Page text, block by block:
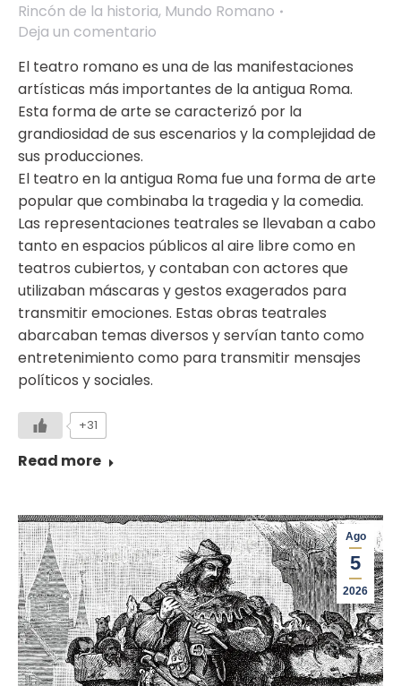
Rincón de la historia, Mundo Romano
Deja un comentario
El teatro romano es una de las manifestaciones
artísticas más importantes de la antigua Roma.
Esta forma de arte se caracterizó por la
grandiosidad de sus escenarios y la complejidad de
sus producciones.
El teatro en la antigua Roma fue una forma de arte
popular que combinaba la tragedia y la comedia.
Las representaciones teatrales se llevaban a cabo
tanto en espacios públicos al aire libre como en
teatros cubiertos, y contaban con actores que
utilizaban máscaras y gestos exagerados para
transmitir emociones. Estas obras teatrales
abarcaban temas diversos y servían tanto como
entretenimiento como para transmitir mensajes
políticos y sociales.
+31
Read more
Ago
5
2026